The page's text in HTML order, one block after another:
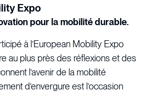
Expo
pour la mobilité durable.
à l’European Mobility Expo
au plus près des réflexions et des
l’avenir de la mobilité
d’envergure est l’occasion